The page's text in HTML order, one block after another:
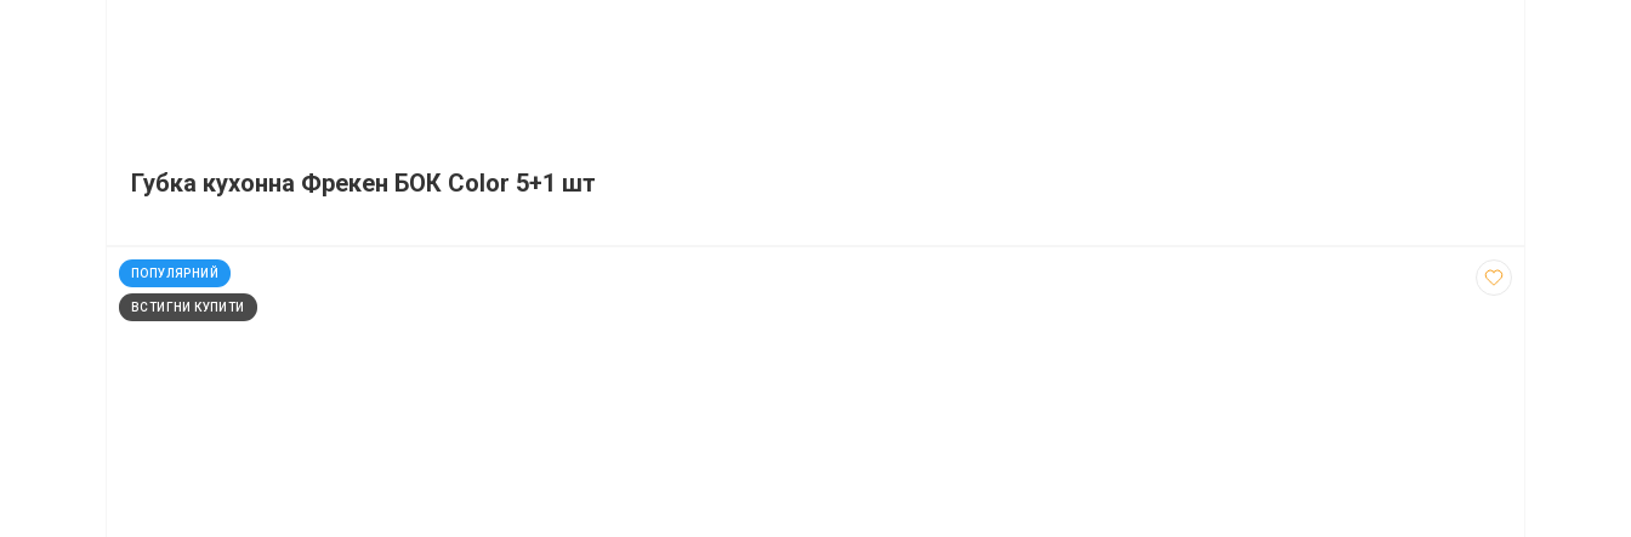
Губка кухонна Фрекен БОК Color 5+1 шт
ПОПУЛЯРНИЙ
ВСТИГНИ КУПИТИ
код: 927207